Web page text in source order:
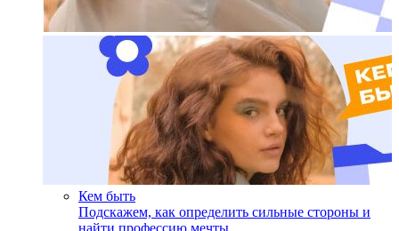
Кем быть
Подскажем, как определить сильные стороны и
найти профессию мечты